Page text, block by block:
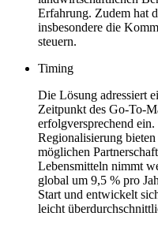
Erfahrung. Zudem hat
insbesondere die
steuern.
Timing
Die Lösung adressiert
Zeitpunkt des Go-To-
erfolgversprechend
Regionalisierung
möglichen
Lebensmitteln nimmt
global um 9,5 % pro
Start und entwickelt
leicht